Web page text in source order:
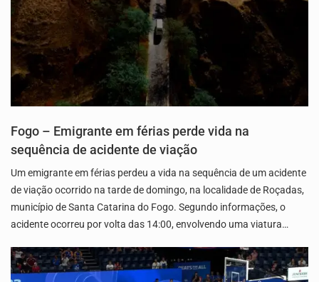
Fogo – Emigrante em férias perde vida na
sequência de acidente de viação
Um emigrante em férias perdeu a vida na sequência de um acidente
de viação ocorrido na tarde de domingo, na localidade de Roçadas,
município de Santa Catarina do Fogo. Segundo informações, o
acidente ocorreu por volta das 14:00, envolvendo uma viatura…